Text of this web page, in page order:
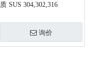
质 SUS 304,302,316
询价